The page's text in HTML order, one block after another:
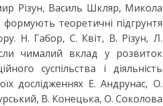
Різун, Василь Шкляр, Микола
теоретичні підгрунтя
Н. Габор, С. Квіт, В. Різун, Л.
чималий вклад у розвиток
суспільства і діяльність
дослідженнях Е. Андрунас, О.
В. Конецька, О. Соколова